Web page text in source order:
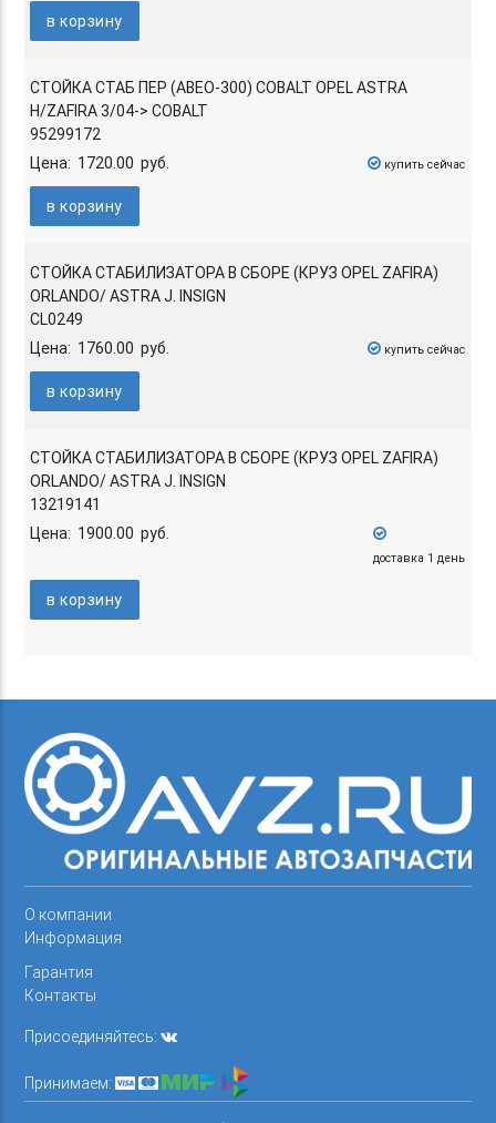
в корзину
СТОЙКА СТАБ ПЕР (АВЕО-300) COBALT OPEL ASTRA
H/ZAFIRA 3/04-> COBALT
95299172
Цена: 1720.00 руб.
купить сейчас
в корзину
СТОЙКА СТАБИЛИЗАТОРА В СБОРЕ (КРУЗ OPEL ZAFIRA)
ORLANDO/ ASTRA J. INSIGN
CL0249
Цена: 1760.00 руб.
купить сейчас
в корзину
СТОЙКА СТАБИЛИЗАТОРА В СБОРЕ (КРУЗ OPEL ZAFIRA)
ORLANDO/ ASTRA J. INSIGN
13219141
Цена: 1900.00 руб.
доставка 1 день
в корзину
О компании
Информация
Гарантия
Контакты
Присоединяйтесь:
Принимаем: